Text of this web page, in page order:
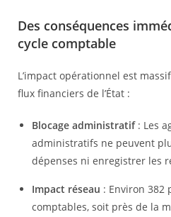
Des conséquences
cycle comptable
L’impact opérationnel est
flux financiers de l’État :
Blocage administratif: Les
administratifs ne peuvent
dépenses ni enregistrer les
Impact réseau : Environ 382
comptables, soit près de la